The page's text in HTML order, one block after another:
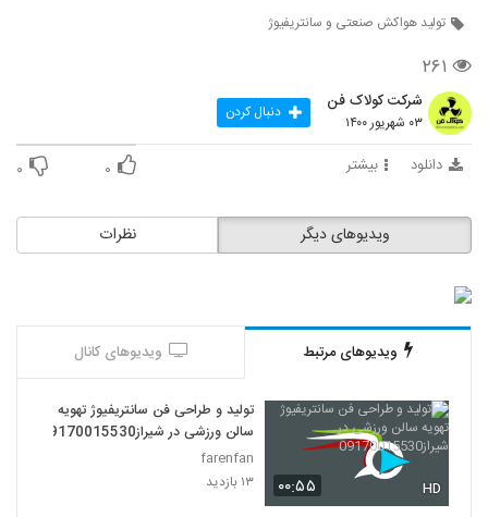
تولید هواکش صنعتی و سانتریفیوژ
۲۶۱
شرکت کولاک فن
۰۳ شهریور ۱۴۰۰ دنبال کردن
دانلود بیشتر ۰ ۰
نظرات ویدیوهای دیگر
ویدیوهای مرتبط ویدیوهای کانال
۰۰:۵۵ HD
تولید و طراحی فن سانتریفیوژ تهویه
سالن ورزشی در شیراز09170015530
farenfan
۱۳ بازدید